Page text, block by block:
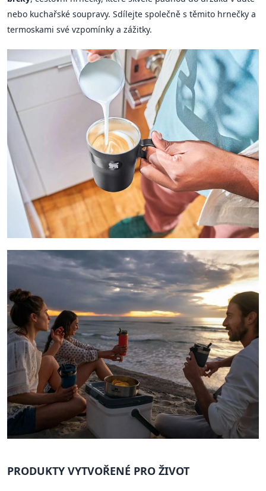
nebo kuchařské soupravy. Sdílejte společně s těmito hrnečky a
termoskami své vzpomínky a zážitky.
PRODUKTY VYTVOŘENÉ PRO ŽIVOT